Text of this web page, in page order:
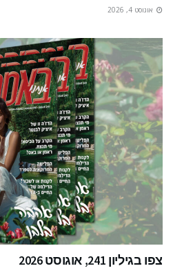
אוגוסט 4, 2026
צפו בגיליון 241, אוגוסט 2026